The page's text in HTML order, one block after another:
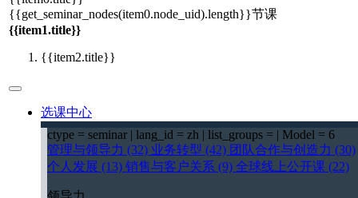
{{get_seminar_nodes(item0.node_uid).length}}节课
{{item1.title}}
{{item2.title}}
选课中心
ctype = seminar | lang_id = zh | list_groups = | Model = 6
管理与领导力 (32) 业务转型 (42) 团队合作与创造力 (30)
个人发展 (13) 销售与客户关系 (9) 全球线上公开课 (22)